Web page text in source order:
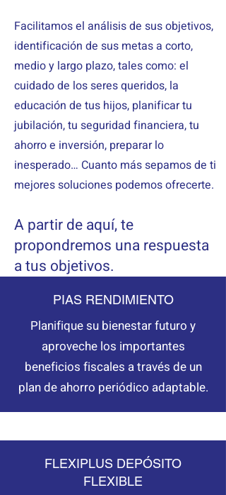
Facilitamos el análisis de sus objetivos,
identificación de sus metas a corto,
medio y largo plazo, tales como: el
cuidado de los seres queridos, la
educación de tus hijos, planificar tu
jubilación, tu seguridad financiera, tu
ahorro e inversión, preparar lo
inesperado… Cuanto más sepamos de ti
mejores soluciones podemos ofrecerte.
A partir de aquí, te
propondremos una respuesta
a tus objetivos.
PIAS RENDIMIENTO
Planifique su bienestar futuro y
aproveche los importantes
beneficios fiscales a través de un
plan de ahorro periódico adaptable.
FLEXIPLUS DEPÓSITO
FLEXIBLE